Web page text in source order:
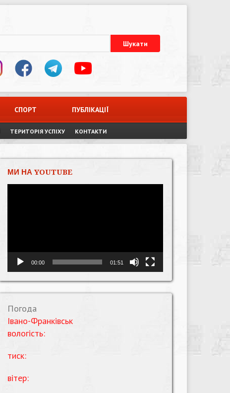
СПОРТ ПУБЛІКАЦІЇ
ТЕРИТОРІЯ УСПІХУ КОНТАКТИ
МИ НА YOUTUBE
00:00 01:51
Погода
Івано-Франківськ
вологість:
тиск:
вітер: